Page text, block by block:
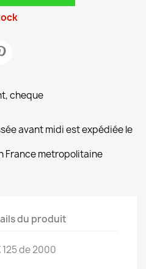
cheque
avant midi est expédiée le
France metropolitaine
du produit
de 2000